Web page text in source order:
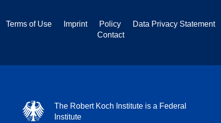
Terms of Use Imprint Policy
Data Privacy Statement
Contact
The Robert Koch Institute is a Federal
Institute